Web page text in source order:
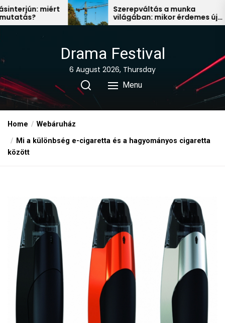
Skip
to
Szerepváltás a munka
világában: mikor érdemes új
állás után nézni?
Drama Festival
6 August 2026, Thursday
Menu
Home
Webáruház
Mi a különbség e-cigaretta és a hagyományos cigaretta
között